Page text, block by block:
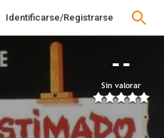
Identificarse/Registrarse
--
Sin valorar